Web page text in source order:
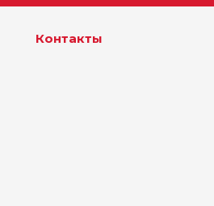
Контакты